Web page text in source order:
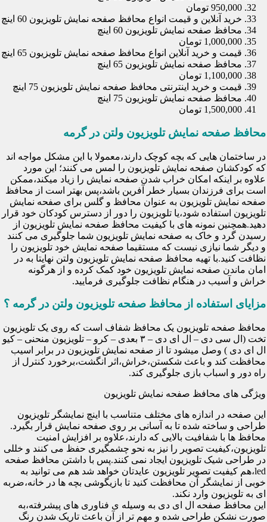
950,000 تومان
خرید آنلاین و قیمت انواع محافظ صفحه نمایش تلویزیون 60 اینچ
محافظ صفحه نمایش تلویزیون 60 اینچ
1,000,000 تومان
قیمت و خرید آنلاین انواع محافظ صفحه نمایش تلویزیون 65 اینچ
محافظ صفحه نمایش تلویزیون 65 اینچ
1,100,000 تومان
قیمت و خرید اینترنتی محافظ صفحه نمایش تلویزیون 75 اینچ
محافظ صفحه نمایش تلویزیون 75 اینچ
1,500,000 تومان
محافظ صفحه نمایش تلویزیون ولتن در گرمه
در ساختمان هایی که بچه کوچک دارند،معمولا با این مشکل مواجه اند
که کودکشان صفحه نمایش تلویزیون را لمس می کنند؛ این مورد
علاوه بر اینکه امکان خراب شدن صفحه نمایش را زیاد میکند،ممکن
است برای فرزندان بسیار خطر آفرین باشد،پس بهتر است از محافظ
صفحه نمایش تلویزیون به عنوان محافظ و گلس برای صفحه نمایش
تلویزیون استفاده شود،یا تلویزیون را دور از دسترس کودکان خود قرار
دهید.همچنین نمونه های با کیفیت محافظ صفحه نمایش تلویزیون از
رسیدن گرد و خاک به صفحه نمایش تلویزیون شما جلوگیری می کنند
و دیگر شما نیازی نیست که مستقیما صفحه نمایش خود تلویزیون را
نظافت کنید.با تهیه محافظ صفحه نمایش تلویزیون ولتن نهایتا به در
امان ماندن صفحه نمایش تلویزیون خود کمک کرده و از هرگونه
خراش و آسیب در هنگام نظافت جلوگیری فرمایید.
مزایای استفاده از محافظ صفحه تلویزیون ولتن در گرمه ؟
محافظ صفحه تلویزیون یک محافظ شفاف است که روی یک تلویزیون
تخت (ال سی دی – ال ای دی – ۳ بعدی – کرو – تلویزیون منحنی – کیو
ال ای دی ) وصل میشود تا از صفحه نمایش تلویزیون در برابر اسیب
محافظت کند و باعث شکستن،خراش،اثر انگشت،برخورد کنترل از
راه دور و اسباب بازی جلوگیری کند.
ویژگی های محافظ صفحه نمایش تلویزیون
این صفحه در اندازه های مختلف متناسب با اینچ نمایشگر تلویزیون
طراحی و ساخته شده تا به آسانی بر روی صفحه نمایش قرار بگیرد.
محافظ ها با شفافیت بالایی که دارند،علاوه بر افزایش امنیت
تلویزیون،کیفیت تصویر را نیز به نحو چشمگیری حفظ می کنند و خللی
در طراحی شیک تلویزیون ایجاد نمی کنند.پس با داشتن محافظ صفحه
led،هم کیفیت تصویر تلویزیون عایدتان خواهد شد هم می توانید به
خوبی از نمایشگر آن محافظت کنید تا بازیگوشی بچه ها در خانه،ضربه
ای به تلویزیون وارد نکند.
این محافظ صفحه ال ای دی به وسیله ی فناوری های پیشرفته،به
صورت نشکن طراحی شده و مهم تر از آن باعث تاریک شدن رنگ